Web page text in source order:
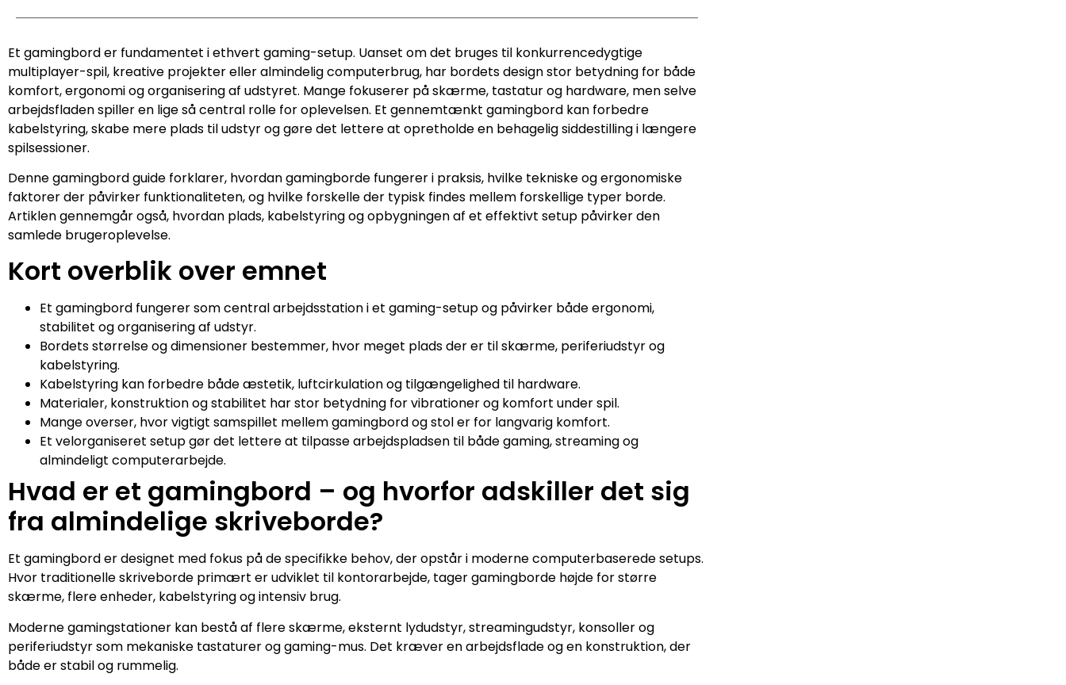
Et gamingbord er fundamentet i ethvert gaming-setup. Uanset om det bruges til konkurrencedygtige
multiplayer-spil, kreative projekter eller almindelig computerbrug, har bordets design stor betydning for både
komfort, ergonomi og organisering af udstyret. Mange fokuserer på skærme, tastatur og hardware, men selve
arbejdsfladen spiller en lige så central rolle for oplevelsen. Et gennemtænkt gamingbord kan forbedre
kabelstyring, skabe mere plads til udstyr og gøre det lettere at opretholde en behagelig siddestilling i længere
spilsessioner.
Denne gamingbord guide forklarer, hvordan gamingborde fungerer i praksis, hvilke tekniske og ergonomiske
faktorer der påvirker funktionaliteten, og hvilke forskelle der typisk findes mellem forskellige typer borde.
Artiklen gennemgår også, hvordan plads, kabelstyring og opbygningen af et effektivt setup påvirker den
samlede brugeroplevelse.
Kort overblik over emnet
Et gamingbord fungerer som central arbejdsstation i et gaming-setup og påvirker både ergonomi,
stabilitet og organisering af udstyr.
Bordets størrelse og dimensioner bestemmer, hvor meget plads der er til skærme, periferiudstyr og
kabelstyring.
Kabelstyring kan forbedre både æstetik, luftcirkulation og tilgængelighed til hardware.
Materialer, konstruktion og stabilitet har stor betydning for vibrationer og komfort under spil.
Mange overser, hvor vigtigt samspillet mellem gamingbord og stol er for langvarig komfort.
Et velorganiseret setup gør det lettere at tilpasse arbejdspladsen til både gaming, streaming og
almindeligt computerarbejde.
Hvad er et gamingbord – og hvorfor adskiller det sig
fra almindelige skriveborde?
Et gamingbord er designet med fokus på de specifikke behov, der opstår i moderne computerbaserede setups.
Hvor traditionelle skriveborde primært er udviklet til kontorarbejde, tager gamingborde højde for større
skærme, flere enheder, kabelstyring og intensiv brug.
Moderne gamingstationer kan bestå af flere skærme, eksternt lydudstyr, streamingudstyr, konsoller og
periferiudstyr som mekaniske tastaturer og gaming-mus. Det kræver en arbejdsflade og en konstruktion, der
både er stabil og rummelig.